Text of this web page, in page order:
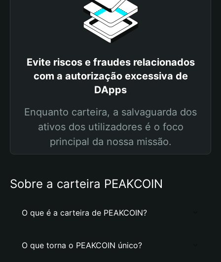
Evite riscos e fraudes relacionados
com a autorização excessiva de
DApps
Enquanto carteira, a salvaguarda dos
ativos dos utilizadores é o foco
principal da nossa missão.
Sobre a carteira PEAKCOIN
O que é a carteira de PEAKCOIN?
O que torna o PEAKCOIN único?